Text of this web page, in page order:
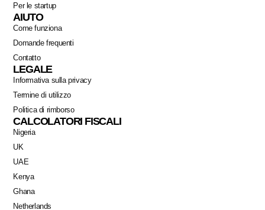
Per le startup
AIUTO
Come funziona
Domande frequenti
Contatto
LEGALE
Informativa sulla privacy
Termine di utilizzo
Politica di rimborso
CALCOLATORI FISCALI
Nigeria
UK
UAE
Kenya
Ghana
Netherlands